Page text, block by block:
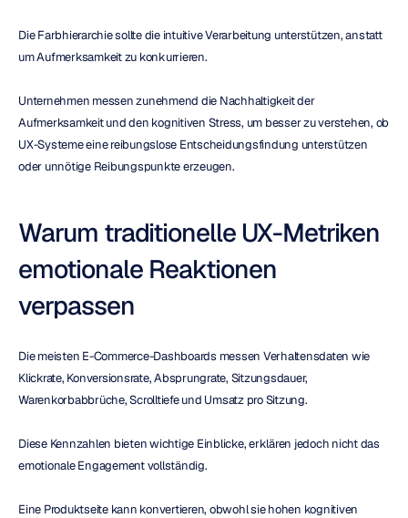
Die Farbhierarchie sollte die intuitive Verarbeitung unterstützen, anstatt
um Aufmerksamkeit zu konkurrieren.
Unternehmen messen zunehmend die Nachhaltigkeit der
Aufmerksamkeit und den kognitiven Stress, um besser zu verstehen, ob
UX-Systeme eine reibungslose Entscheidungsfindung unterstützen
oder unnötige Reibungspunkte erzeugen.
Warum traditionelle UX-Metriken
emotionale Reaktionen
verpassen
Die meisten E-Commerce-Dashboards messen Verhaltensdaten wie
Klickrate, Konversionsrate, Absprungrate, Sitzungsdauer,
Warenkorbabbrüche, Scrolltiefe und Umsatz pro Sitzung.
Diese Kennzahlen bieten wichtige Einblicke, erklären jedoch nicht das
emotionale Engagement vollständig.
Eine Produktseite kann konvertieren, obwohl sie hohen kognitiven